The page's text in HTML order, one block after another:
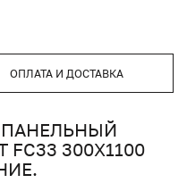
ОПЛАТА И ДОСТАВКА
ПАНЕЛЬНЫЙ
FC33 300X1100